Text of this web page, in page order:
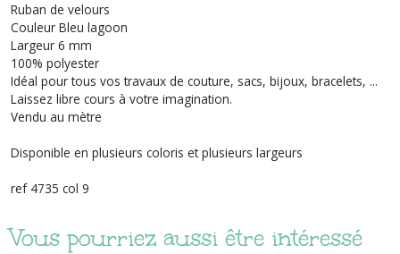
Ruban de velours
Couleur Bleu lagoon
Largeur 6 mm
100% polyester
Idéal pour tous vos travaux de couture, sacs, bijoux, bracelets, ...
Laissez libre cours à votre imagination.
Vendu au mètre
Disponible en plusieurs coloris et plusieurs largeurs
ref 4735 col 9
Vous pourriez aussi être intéressé